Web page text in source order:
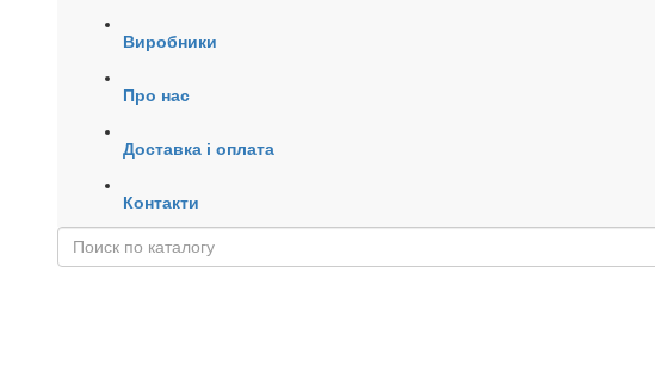
Виробники
Про нас
Доставка і оплата
Контакти